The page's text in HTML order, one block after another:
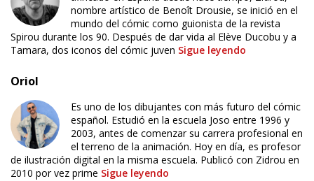
nombre artístico de Benoît Drousie, se inició en el
mundo del cómic como guionista de la revista
Spirou durante los 90. Después de dar vida al Elève Ducobu y a
Tamara, dos iconos del cómic juven Sigue leyendo
Oriol
Es uno de los dibujantes con más futuro del cómic
español. Estudió en la escuela Joso entre 1996 y
2003, antes de comenzar su carrera profesional en
el terreno de la animación. Hoy en día, es profesor
de ilustración digital en la misma escuela. Publicó con Zidrou en
2010 por vez prime Sigue leyendo